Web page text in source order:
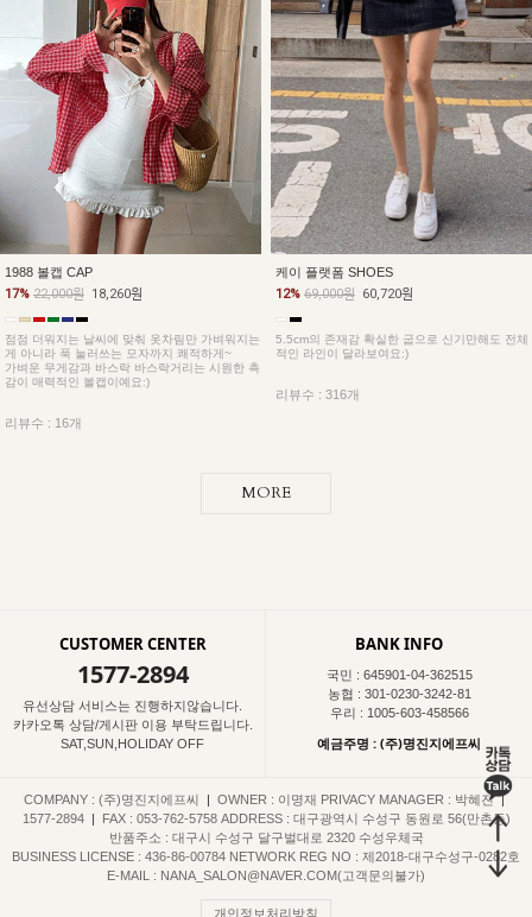
1988 볼캡 CAP
17% 22,000원 18,260원
점점 더워지는 날씨에 맞춰 옷차림만 가벼워지는
게 아니라 푹 눌러쓰는 모자까지 쾌적하게~
가벼운 무게감과 바스락 바스락거리는 시원한 촉
감이 매력적인 볼캡이예요:)
리뷰수 : 16개
케이 플랫폼 SHOES
12% 69,000원 60,720원
5.5cm의 존재감 확실한 굽으로 신기만해도 전체
적인 라인이 달라보여요:)
리뷰수 : 316개
MORE
CUSTOMER CENTER
1577-2894
유선상담 서비스는 진행하지않습니다.
카카오톡 상담/게시판 이용 부탁드립니다.
SAT,SUN,HOLIDAY OFF
BANK INFO
국민 : 645901-04-362515
농협 : 301-0230-3242-81
우리 : 1005-603-458566
예금주명 : (주)명진지에프씨
COMPANY : (주)명진지에프씨 | OWNER : 이명재 PRIVACY MANAGER : 박혜진 |
1577-2894
| FAX : 053-762-5758 ADDRESS : 대구광역시 수성구 동원로 56(만촌동)
반품주소 : 대구시 수성구 달구벌대로 2320 수성우체국
BUSINESS LICENSE : 436-86-00784 NETWORK REG NO : 제2018-대구수성구-0282호
E-MAIL : NANA_SALON@NAVER.COM(고객문의불가)
개인정보처리방침